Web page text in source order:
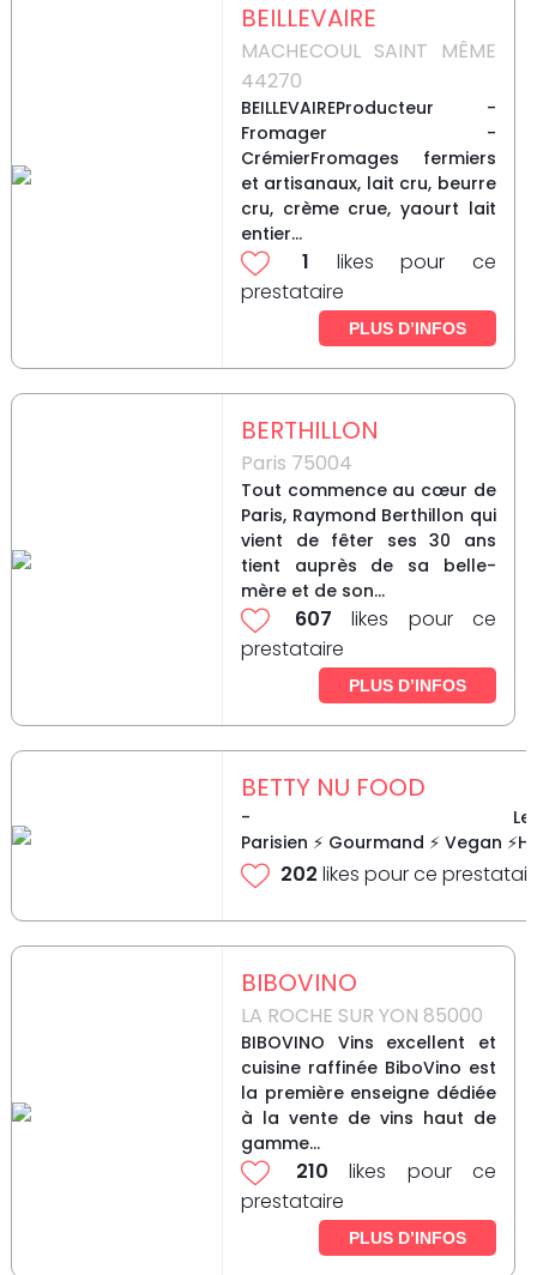
BEILLEVAIRE
MACHECOUL SAINT MÊME
44270
BEILLEVAIREProducteur -
Fromager -
CrémierFromages fermiers
et artisanaux, lait cru, beurre
cru, crème crue, yaourt lait
entier...
1 likes pour ce
prestataire
PLUS D’INFOS
BERTHILLON
Paris 75004
Tout commence au cœur de
Paris, Raymond Berthillon qui
vient de fêter ses 30 ans
tient auprès de sa belle-
mère et de son...
607 likes pour ce
prestataire
PLUS D’INFOS
BETTY NU FOOD
- Le
Parisien ⚡ Gourmand ⚡ Vegan
202 likes pour ce
BIBOVINO
LA ROCHE SUR YON 85000
BIBOVINO Vins excellent et
cuisine raffinée BiboVino est
la première enseigne dédiée
à la vente de vins haut de
gamme...
210 likes pour ce
prestataire
PLUS D’INFOS